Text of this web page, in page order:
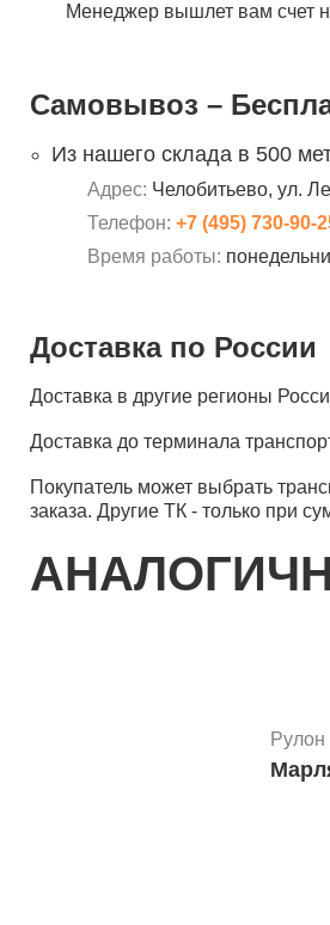
Менеджер вышлет вам счет
Самовывоз –
Из нашего склада в 500
Адрес: Челобитьево, ул.
Телефон: +7 (495) 730-90-
Время работы:
Доставка по России
Доставка в другие регионы
Доставка до терминала
Покупатель может выбрать
заказа. Другие ТК - только при
Рулон